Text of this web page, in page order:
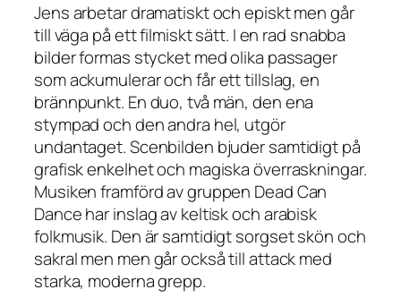
Jens arbetar dramatiskt och episkt men går
till väga på ett filmiskt sätt. I en rad snabba
bilder formas stycket med olika passager
som ackumulerar och får ett tillslag, en
brännpunkt. En duo, två män, den ena
stympad och den andra hel, utgör
undantaget. Scenbilden bjuder samtidigt på
grafisk enkelhet och magiska överraskningar.
Musiken framförd av gruppen Dead Can
Dance har inslag av keltisk och arabisk
folkmusik. Den är samtidigt sorgset skön och
sakral men men går också till attack med
starka, moderna grepp.